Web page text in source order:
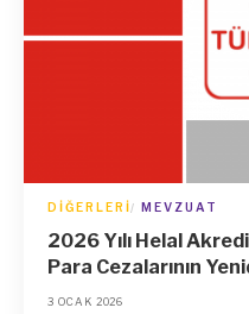
DIĞERLERI MEVZUAT
2026 Yılı Helal
Para Cezalarının
İlişkin Tebliğ
3 OCAK 2026